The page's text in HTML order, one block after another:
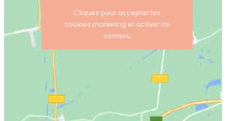
Cliquez pour accepter les
cookies marketing et activer ce
contenu